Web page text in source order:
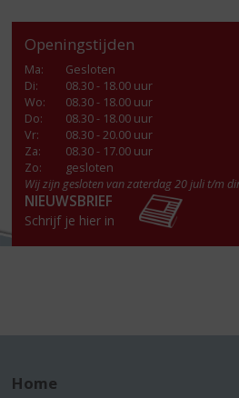
Openingstijden
Ma:
Gesloten
Di:
08.30 - 18.00 uur
Wo:
08.30 - 18.00 uur
Do:
08.30 - 18.00 uur
Vr:
08.30 - 20.00 uur
Za:
08.30 - 17.00 uur
Zo:
gesloten
Wij zijn gesloten van zaterdag 20 juli t/m
NIEUWSBRIEF
Schrijf je hier in
Home